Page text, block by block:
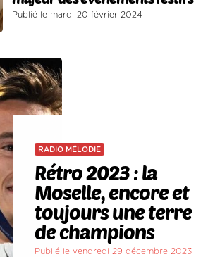
Publié le mardi 20 février 2024
RADIO MÉLODIE
Rétro 2023 : la
Moselle, encore et
toujours une terre
de champions
Publié le vendredi 29 décembre 2023